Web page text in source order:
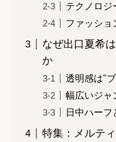
テクノロジ
ファッショ
なぜ出口夏希
か
透明感は"
幅広いジャ
日中ハーフ
特集：メルテ